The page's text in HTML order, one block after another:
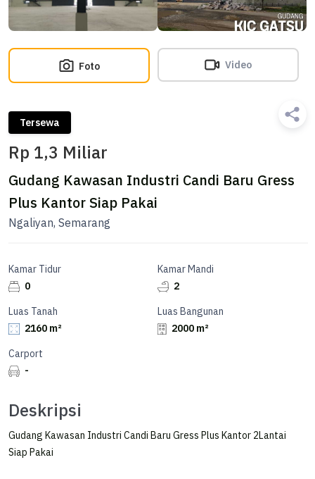
Foto Video
Tersewa
Rp 1,3 Miliar
Gudang Kawasan Industri Candi Baru Gress
Plus Kantor Siap Pakai
Ngaliyan, Semarang
Kamar Tidur
0
Kamar Mandi
2
Luas Tanah
2160 m²
Luas Bangunan
2000 m²
Carport
-
Deskripsi
Gudang Kawasan Industri Candi Baru Gress Plus Kantor 2Lantai
Siap Pakai